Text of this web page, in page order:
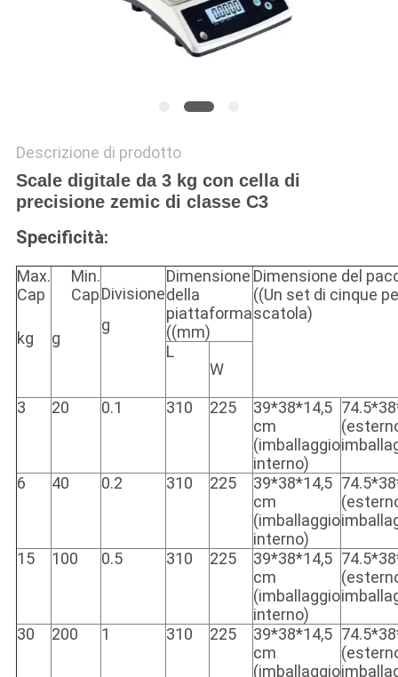
Descrizione di prodotto
Scale digitale da 3 kg con cella di
precisione zemic di classe C3
Specificità:
Max.
Cap
kg
Min.
Cap
g
Divisione
g
Dimensione
della
piattaforma
((mm)
Dimensione del
((Un set di cinque
scatola)
L
W
3 20 0.1 310 225
39*38*14,5
cm
(imballaggio
interno)
6 40 0.2 310 225
39*38*14,5
cm
(imballaggio
interno)
15 100 0.5 310 225
39*38*14,5
cm
(imballaggio
interno)
30 200 1 310 225
39*38*14,5
cm
(imballaggio